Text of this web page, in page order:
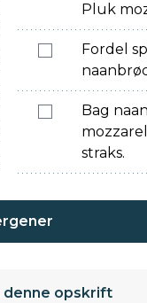
Pluk
Fordel
Bag
straks.
denne opskrift